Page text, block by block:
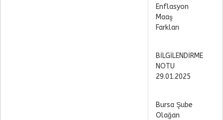
Enflasyon
Maaş
Farkları
BİLGİLENDİRME
NOTU
29.01.2025
Bursa Şube
Olağan